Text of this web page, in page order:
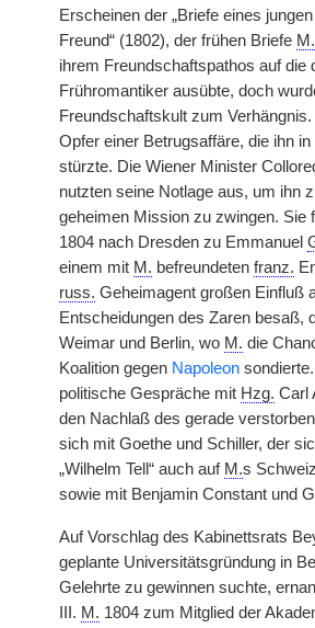
Erscheinen der „Briefe eines
Freund“ (1802), der frühen Briefe M.
ihrem Freundschaftspathos auf die
Frühromantiker ausübte, doch
Freundschaftskult zum
Opfer einer Betrugsaffäre, die ihn
stürzte. Die Wiener Minister
nutzten seine Notlage aus, um ihn
geheimen Mission zu zwingen. Sie
1804 nach Dresden zu Emmanuel
einem mit M. befreundeten franz.
russ. Geheimagent großen Einfluß
Entscheidungen des Zaren besaß,
Weimar und Berlin, wo M. die
Koalition gegen Napoleon
politische Gespräche mit Hzg. Carl
den Nachlaß des gerade
sich mit Goethe und Schiller, der
„Wilhelm Tell“ auch auf M.s
sowie mit Benjamin Constant und
Auf Vorschlag des Kabinettsrats
geplante Universitätsgründung in
Gelehrte zu gewinnen suchte,
III. M. 1804 zum Mitglied der